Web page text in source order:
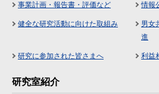
事業計画・報告書・評価など 情報
健全な研究活動に向けた取組み
男女
進
研究に参加された皆さまへ 利益
研究室紹介